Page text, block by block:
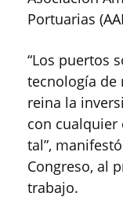
Portuarias
“Los puertos
tecnología de
reina la
con cualquier
tal”,
Congreso, al
trabajo.